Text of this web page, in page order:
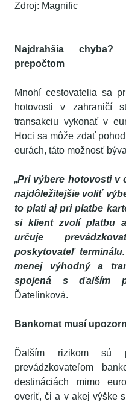
Zdroj: Magnific
Najdrahšia
prepočtom
Mnohí cestovatelia sa
hotovosti v zahraničí
transakciu vykonať v
Hoci sa môže zdať
eurách, táto možnosť
„Pri výbere hotovosti v
najdôležitejšie voliť
to platí aj pri platbe
si klient zvolí platbu
určuje
poskytovateľ
menej výhodný a
spojená s ďalším
Ďatelinková.
Bankomat musí
Ďalším rizikom sú
prevádzkovateľom
destináciách mimo
overiť, či a v akej výške